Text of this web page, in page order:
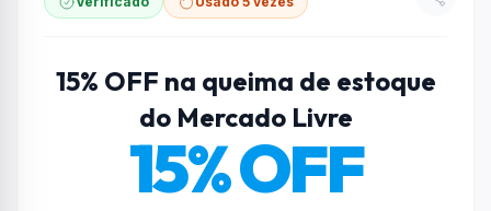
15% OFF na queima de estoque
do Mercado Livre
15% OFF